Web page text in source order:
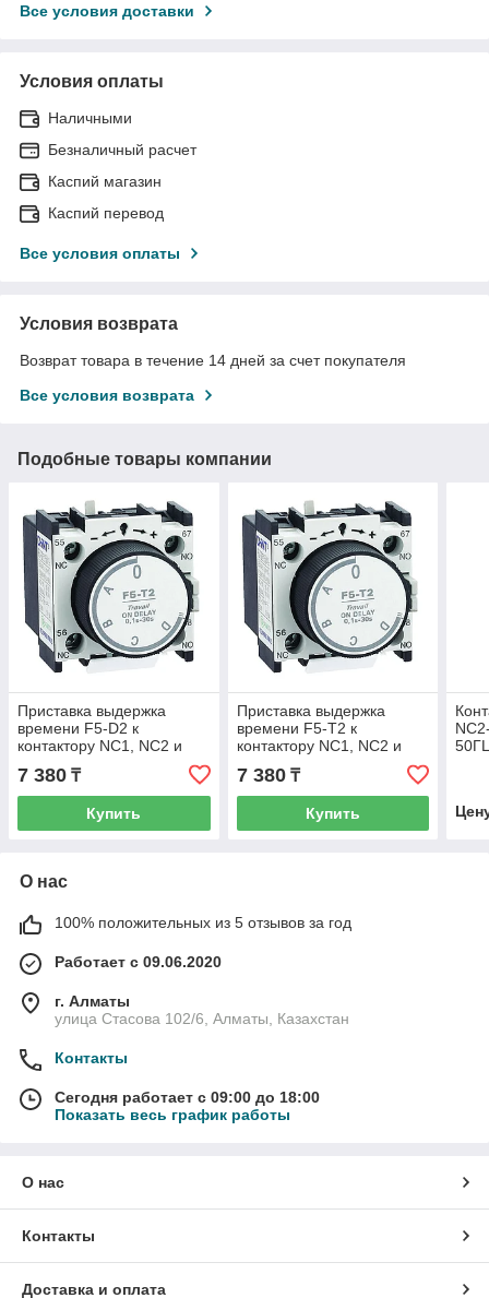
Все условия доставки
Условия оплаты
Наличными
Безналичный расчет
Каспий магазин
Каспий перевод
Все условия оплаты
Условия возврата
Возврат товара в течение 14 дней за счет покупателя
Все условия возврата
Подобные товары компании
Приставка выдержка
времени F5-D2 к
контактору NC1, NC2 и
NXC (R) (CHINT) 258019
7 380 ₸
Купить
Приставка выдержка
времени F5-T2 к
контактору NC1, NC2 и
NXC (R) (CHINT) 258022
7 380₸
Купить
О нас
100% положительных из 5 отзывов за год
Работает с 09.06.2020
г. Алматы
улица Стасова 102/6, Алматы, Казахстан
Контакты
Сегодня работает с 09:00 до 18:00
Показать весь график работы
О нас
Контакты
Доставка и оплата